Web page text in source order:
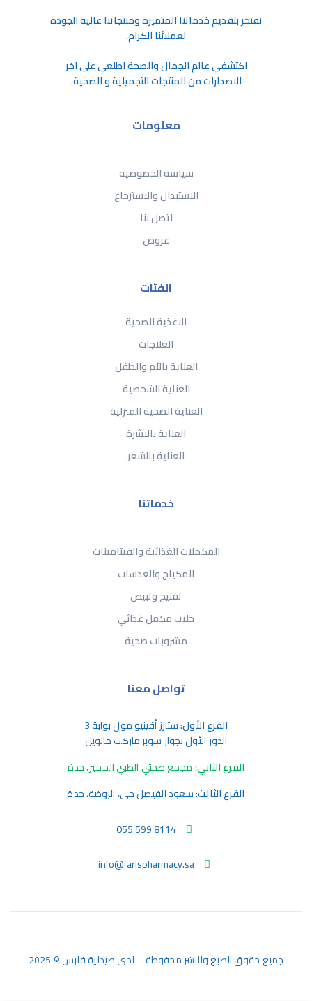
ﻧﻔﺘﺨﺮ ﺑﺘﻘﺪﻳﻢ ﺧﺪﻣﺎﺗﻨﺎ اﻟﻤﺘﻤﻴﺰة وﻣﻨﺘﺠﺎﺗﻨﺎ ﻋﺎﻟﻴﺔ اﻟﺠﻮدة
ﻟﻌﻤﻼﺋﻨﺎ اﻟﻜﺮام.
اكتشفي عالم الجمال والصحة اطلعي على اخر
الاصدارات من المنتجات التجميلية و الصحية.
معلومات
سياسة الخصوصية
الاستبدال والاسترجاع
اتصل بنا
عروض
الفئات
الاغذية الصحية
العلاجات
العناية بالأم والطفل
العناية الشخصية
العناية الصحية المنزلية
العناية بالبشرة
العناية بالشعر
خدماتنا
المكملات الغذائية والفيتامينات
المكياج والعدسات
تفتيح وتبيض
حليب مكمل غذائي
مشروبات صحية
تواصل معنا
الفرع الأول:ستارز أفينيو مول بوابة 3
الدور الأول بجوار سوبر ماركت مانويل
الفرع الثاني:مجمع صحتي الطبي المميز، جدة
الفرع الثالث:سعود الفيصل حي، الروضة، جدة
055 599 8114
info@farispharmacy.sa
جميع حقوق الطبع والنشر محفوظة – لدى صيدلية فارس © 2025